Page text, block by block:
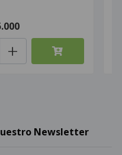
+
Newsletter